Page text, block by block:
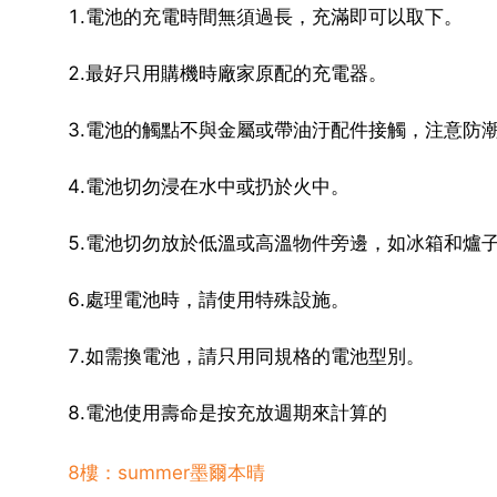
1.電池的充電時間無須過長，充滿即可以取下。
2.最好只用購機時廠家原配的充電器。
3.電池的觸點不與金屬或帶油汙配件接觸，注意防潮
4.電池切勿浸在水中或扔於火中。
5.電池切勿放於低溫或高溫物件旁邊，如冰箱和爐子
6.處理電池時，請使用特殊設施。
7.如需換電池，請只用同規格的電池型別。
8.電池使用壽命是按充放週期來計算的
8樓：summer墨爾本晴